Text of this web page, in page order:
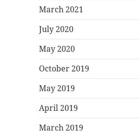
March 2021
July 2020
May 2020
October 2019
May 2019
April 2019
March 2019